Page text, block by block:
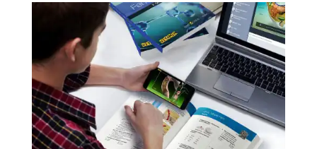
sürecini zenginleștiren güvenilir dıș bağlantılar,
dijital içerikler ve videolarlaöğrenci, dinamik bir
öğrenme ortamında yüksek motivasyonla ders
çalışır.